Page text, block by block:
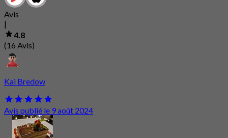
Avis
|
4.8
(16 Avis)
Kai Bredow
Avis publié le 9 août 2024